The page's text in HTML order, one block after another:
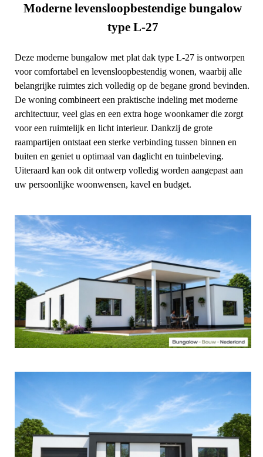
Moderne levensloopbestendige bungalow
type L-27
Deze moderne bungalow met plat dak type L-27 is ontworpen
voor comfortabel en levensloopbestendig wonen, waarbij alle
belangrijke ruimtes zich volledig op de begane grond bevinden.
De woning combineert een praktische indeling met moderne
architectuur, veel glas en een extra hoge woonkamer die zorgt
voor een ruimtelijk en licht interieur. Dankzij de grote
raampartijen ontstaat een sterke verbinding tussen binnen en
buiten en geniet u optimaal van daglicht en tuinbeleving.
Uiteraard kan ook dit ontwerp volledig worden aangepast aan
uw persoonlijke woonwensen, kavel en budget.